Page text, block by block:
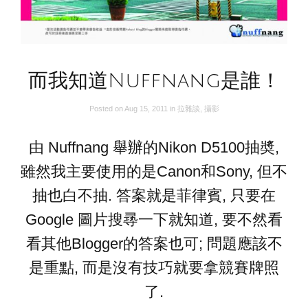
而我知道Nuffnang是誰！
Posted onAug 15, 2011 in 拉雜談, 攝影
由 Nuffnang 舉辦的Nikon D5100抽奬,
雖然我主要使用的是Canon和Sony, 但不
抽也白不抽. 答案就是菲律賓, 只要在
Google 圖片搜㝷一下就知道, 要不然看
看其他Blogger的答案也可; 問題應該不
是重點, 而是沒有技巧就要拿競賽牌照
了.